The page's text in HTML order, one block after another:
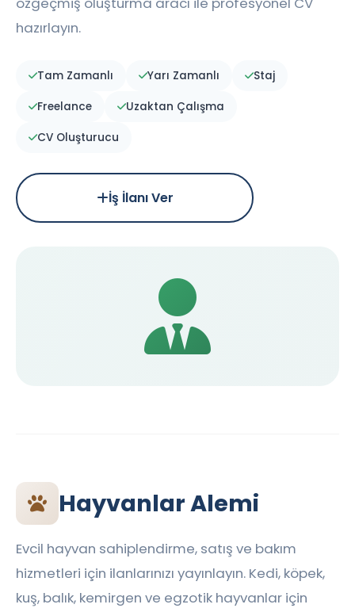
hazırlayın.
Tam Zamanlı Yarı Zamanlı Staj
Freelance Uzaktan Çalışma
CV Oluşturucu
İş İlanı Ver
Hayvanlar Alemi
Evcil hayvan sahiplendirme, satış ve bakım
hizmetleri için ilanlarınızı yayınlayın. Kedi, köpek,
kuş, balık, kemirgen ve egzotik hayvanlar için